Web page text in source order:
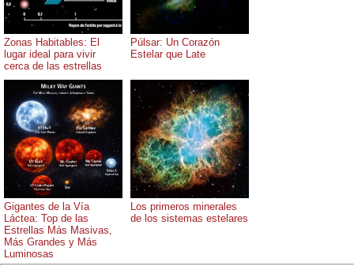
Zonas Habitables: El
lugar ideal para vivir
cerca de las estrellas
Púlsar: Un Corazón
Estelar que Late
Gigantes de la Vía
Láctea: Top de las
Estrellas Más Masivas,
Más Grandes y Más
Luminosas
Los primeros minerales
de los sistemas estelares